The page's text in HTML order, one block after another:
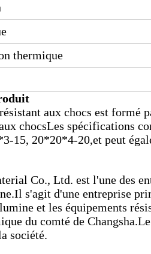
thermique
aux chocs est formé
chocsLes spécifications
15, 20*20*4-20,et peut
Co., Ltd. est l'une des
s'agit d'une entreprise
et les équipements
du comté de
société.